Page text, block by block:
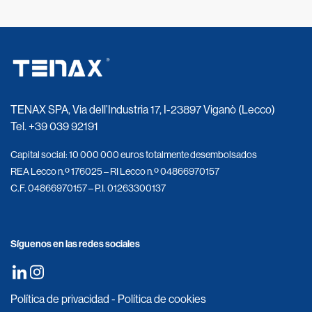
TENAX SPA, Via dell’Industria 17, I-23897 Viganò (Lecco)
Tel.+39 039 92191
Capital social: 10 000 000 euros totalmente desembolsados
REA Lecco n.º 176025 – RI Lecco n.º 04866970157
C.F. 04866970157 – P.I. 01263300137
Síguenos en las redes sociales
Política de privacidad - Política de cookies